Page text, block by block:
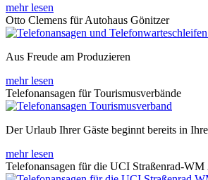
mehr lesen
Otto Clemens für Autohaus Gönitzer
Aus Freude am Produzieren
mehr lesen
Telefonansagen für Tourismusverbände
Der Urlaub Ihrer Gäste beginnt bereits in
mehr lesen
Telefonansagen für die UCI Straßenrad-WM